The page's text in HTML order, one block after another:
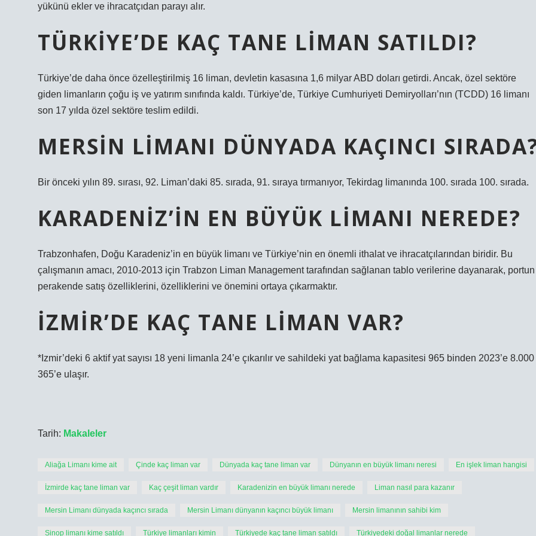
yükünü ekler ve ihracatçıdan parayı alır.
TÜRKIYE’DE KAÇ TANE LIMAN SATILDI?
Türkiye’de daha önce özelleştirilmiş 16 liman, devletin kasasına 1,6 milyar ABD doları getirdi. Ancak, özel sektöre
giden limanların çoğu iş ve yatırım sınıfında kaldı. Türkiye’de, Türkiye Cumhuriyeti Demiryolları’nın (TCDD) 16 limanı
son 17 yılda özel sektöre teslim edildi.
MERSIN LIMANI DÜNYADA KAÇINCI
Bir önceki yılın 89. sırası, 92. Liman’daki 85. sırada, 91. sıraya tırmanıyor, Tekirdag limanında 100. sırada 100. sırada.
KARADENIZ’IN EN BÜYÜK LIMANI NEREDE?
Trabzonhafen, Doğu Karadeniz’in en büyük limanı ve Türkiye’nin en önemli ithalat ve ihracatçılarından biridir. Bu
çalışmanın amacı, 2010-2013 için Trabzon Liman Management tarafından sağlanan tablo verilerine dayanarak, portun
perakende satış özelliklerini, özelliklerini ve önemini ortaya çıkarmaktır.
İZMIR’DE KAÇ TANE LIMAN VAR?
*Izmir’deki 6 aktif yat sayısı 18 yeni limanla 24’e çıkarılır ve sahildeki yat bağlama kapasitesi 965 binden 2023’e 8.000
365’e ulaşır.
Tarih: Makaleler
Aliağa Limanı kime ait Çinde kaç liman var Dünyada kaç tane liman var Dünyanın en büyük limanı neresi En işlek liman hangisi
İzmirde kaç tane liman var Kaç çeşit liman vardır Karadenizin en büyük limanı nerede Liman nasıl para kazanır
Mersin Limanı dünyada kaçıncı sırada Mersin Limanı dünyanın kaçıncı büyük limanı Mersin limanının sahibi kim
Sinop limanı kime satıldı Türkiye limanları kimin Türkiyede kaç tane liman satıldı Türkiyedeki doğal limanlar nerede